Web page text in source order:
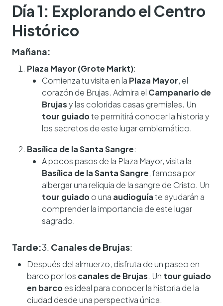
Día 1: Explorando el Centro
Histórico
Mañana:
Plaza Mayor (Grote Markt):
Comienza tu visita en la Plaza Mayor, el
corazón de Brujas. Admira el Campanario de
Brujasy las coloridas casas gremiales. Un
tour guiadote permitirá conocer la historia y
los secretos de este lugar emblemático.
Basílica de la Santa Sangre:
A pocos pasos de la Plaza Mayor, visita la
Basílica de la Santa Sangre, famosa por
albergar una reliquia de la sangre de Cristo. Un
tour guiadoo una audioguíate ayudarán a
comprender la importancia de este lugar
sagrado.
Tarde:3. Canales de Brujas:
Después del almuerzo, disfruta de un paseo en
barco por los canales de Brujas. Un tour guiado
en barcoes ideal para conocer la historia de la
ciudad desde una perspectiva única.